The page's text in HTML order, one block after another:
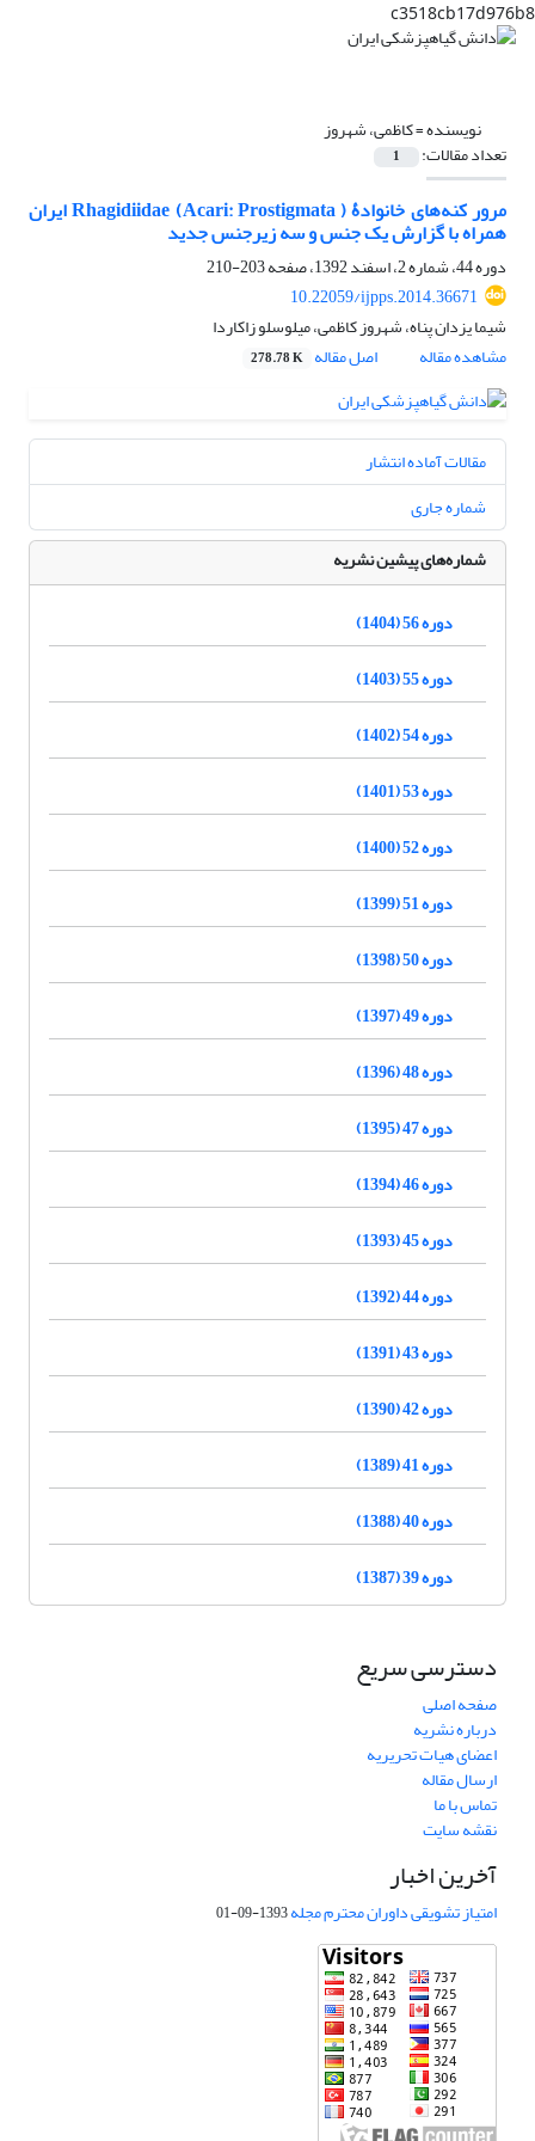
c3518cb17d976b8
نویسنده =کاظمی، شهروز
تعداد مقالات: 1
مرور کنه‌های خانوادۀ ( Rhagidiidae (Acari: Prostigmata ایران
همراه با گزارش یک جنس و سه زیرجنس جدید
دوره 44، شماره 2، اسفند 1392، صفحه
203-210
10.22059/ijpps.2014.36671
شیما یزدان پناه، شهروز کاظمی، میلوسلو زاکاردا
مشاهده مقاله
اصل مقاله 278.78 K
مقالات آماده انتشار
شماره جاری
شماره‌های پیشین نشریه
دوره 56 (1404)
دوره 55 (1403)
دوره 54 (1402)
دوره 53 (1401)
دوره 52 (1400)
دوره 51 (1399)
دوره 50 (1398)
دوره 49 (1397)
دوره 48 (1396)
دوره 47 (1395)
دوره 46 (1394)
دوره 45 (1393)
دوره 44 (1392)
دوره 43 (1391)
دوره 42 (1390)
دوره 41 (1389)
دوره 40 (1388)
دوره 39 (1387)
دسترسی سریع
صفحه اصلی
درباره نشریه
اعضای هیات تحریریه
ارسال مقاله
تماس با ما
نقشه سایت
آخرین اخبار
امتیاز تشویقی داوران محترم مجله1393-09-01